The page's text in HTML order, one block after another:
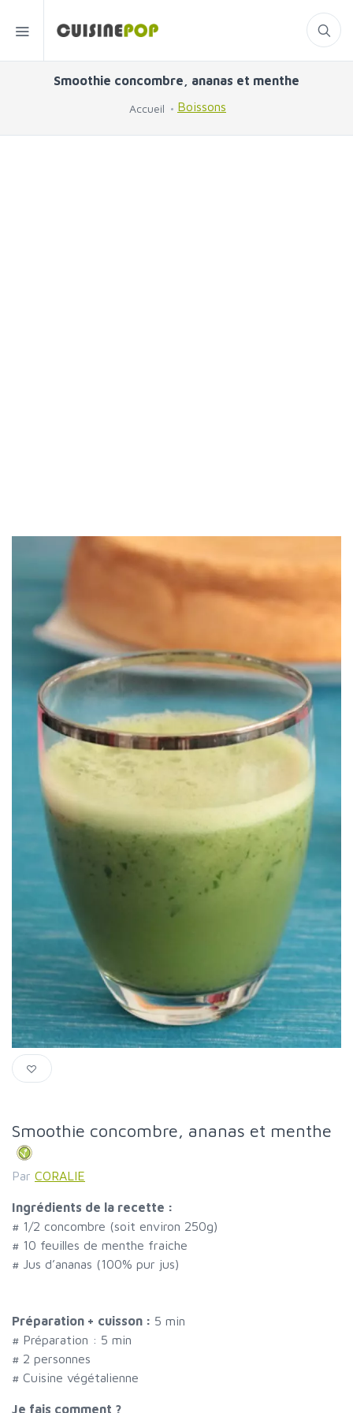
Smoothie concombre, ananas et menthe
Accueil Boissons
Smoothie concombre, ananas et menthe
Par CORALIE
Ingrédients de la recette :
# 1/2 concombre (soit environ 250g)
# 10 feuilles de menthe fraiche
# Jus d’ananas (100% pur jus)
Préparation + cuisson : 5 min
# Préparation : 5 min
# 2 personnes
# Cuisine végétalienne
Je fais comment ?